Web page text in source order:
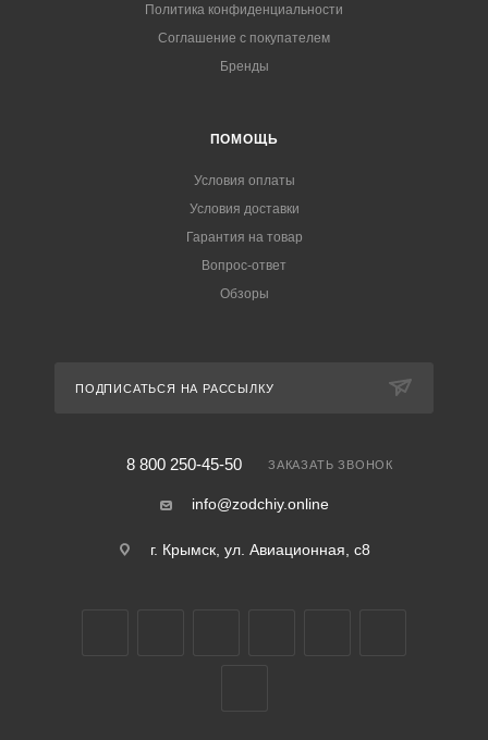
Политика конфиденциальности
Соглашение с покупателем
Бренды
ПОМОЩЬ
Условия оплаты
Условия доставки
Гарантия на товар
Вопрос-ответ
Обзоры
ПОДПИСАТЬСЯ НА РАССЫЛКУ
8 800 250-45-50 ЗАКАЗАТЬ ЗВОНОК
info@zodchiy.online
г. Крымск, ул. Авиационная, с8